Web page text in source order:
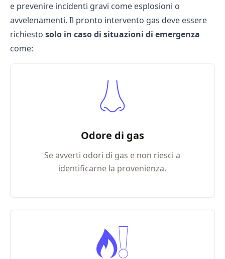
e prevenire incidenti gravi come esplosioni o
avvelenamenti. Il pronto intervento gas deve essere
richiesto solo in caso di situazioni di emergenza
come:
Odore di gas
Se avverti odori di gas e non riesci a
identificarne la provenienza.